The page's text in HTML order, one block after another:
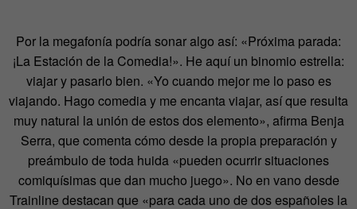
Por la megafonía podría sonar algo así: «Próxima parada:
¡La Estación de la Comedia!». He aquí un binomio estrella:
viajar y pasarlo bien. «Yo cuando mejor me lo paso es
viajando. Hago comedia y me encanta viajar, así que resulta
muy natural la unión de estos dos elemento», afirma Benja
Serra, que comenta cómo desde la propia preparación y
preámbulo de toda huida «pueden ocurrir situaciones
comiquísimas que dan mucho juego». No en vano desde
Trainline destacan que «para cada uno de dos españoles la